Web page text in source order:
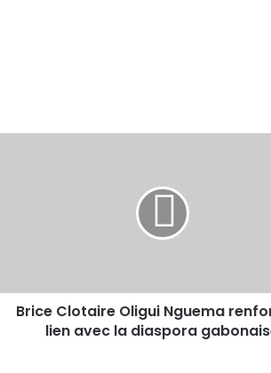
Brice Clotaire Oligui Nguema
lien avec la diaspora